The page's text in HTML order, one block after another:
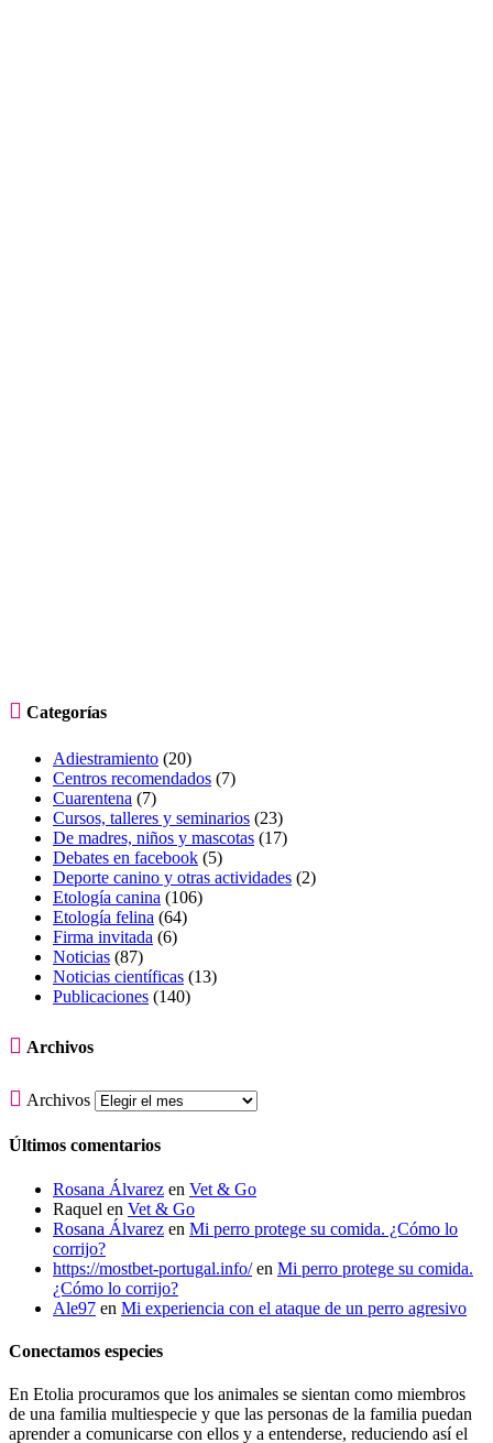
 Categorías
Adiestramiento (20)
Centros recomendados (7)
Cuarentena (7)
Cursos, talleres y seminarios (23)
De madres, niños y mascotas (17)
Debates en facebook (5)
Deporte canino y otras actividades (2)
Etología canina (106)
Etología felina (64)
Firma invitada (6)
Noticias (87)
Noticias científicas (13)
Publicaciones (140)
 Archivos
 Archivos
Últimos comentarios
Rosana Álvarez en Vet & Go
Raquel en Vet & Go
Rosana Álvarez en Mi perro protege su comida. ¿Cómo lo
corrijo?
https://mostbet-portugal.info/en Mi perro protege su comida.
¿Cómo lo corrijo?
Ale97 en Mi experiencia con el ataque de un perro agresivo
Conectamos especies
En Etolia procuramos que los animales se sientan como miembros
de una familia multiespecie y que las personas de la familia puedan
aprender a comunicarse con ellos y a entenderse, reduciendo así el